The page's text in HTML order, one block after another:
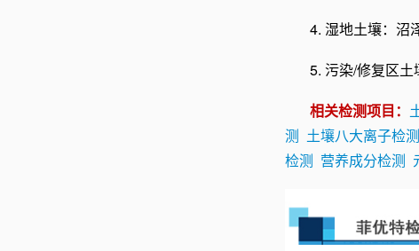
4. 湿地土壤：沼
5. 污染/修复区土
相关检测项目：
测 土壤八大离子检测
检测 营养成分检测